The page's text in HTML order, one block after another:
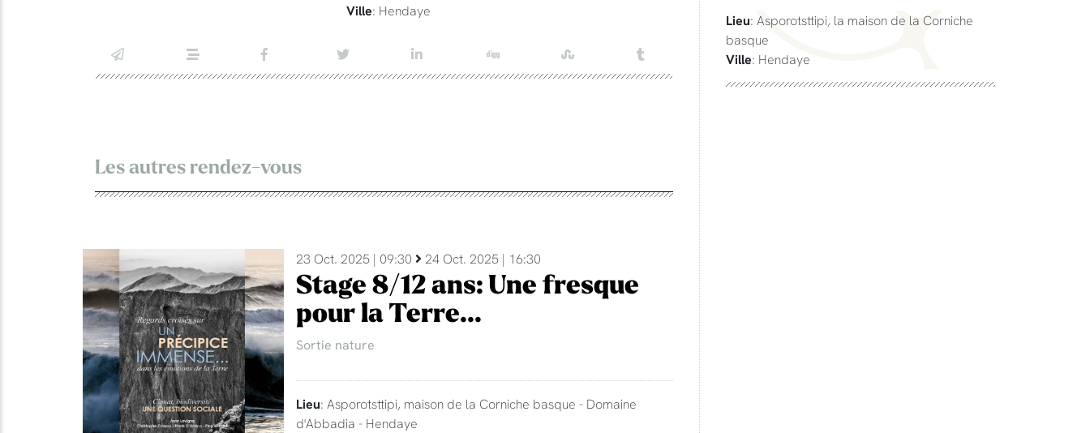
Ville: Hendaye
Les autres rendez-vous
23 Oct. 2025 | 09:30 24 Oct. 2025 | 16:30
Stage 8/12 ans: Une fresque
pour la Terre...
Sortie nature
Lieu: Asporotsttipi, maison de la Corniche basque - Domaine
d'Abbadia - Hendaye
Lieu: Asporotsttipi, la maison de la Corniche
basque
Ville: Hendaye